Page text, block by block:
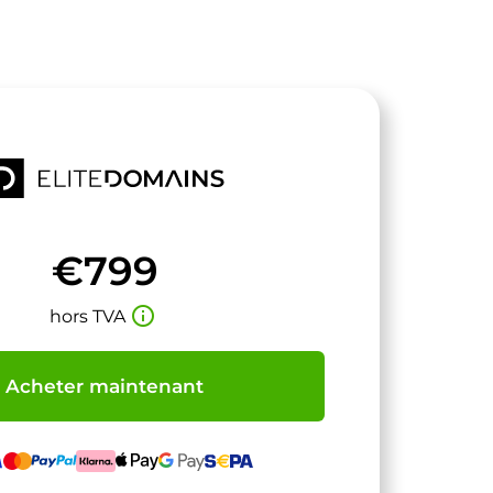
€799
hors TVA info_outline
Acheter maintenant